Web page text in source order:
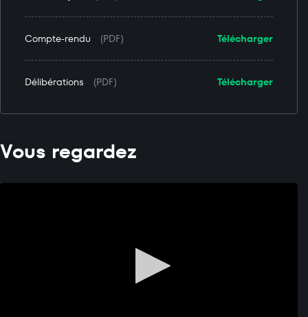
Télécharger
Compte-rendu (PDF)
Télécharger
Délibérations (PDF)
Vous regardez